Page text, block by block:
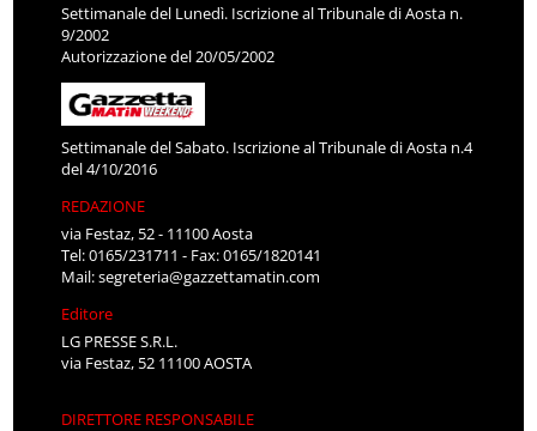
Settimanale del Lunedì. Iscrizione al Tribunale di Aosta n.
9/2002
Autorizzazione del 20/05/2002
Settimanale del Sabato. Iscrizione al Tribunale di Aosta n.4
del 4/10/2016
REDAZIONE
via Festaz, 52 - 11100 Aosta
Tel: 0165/231711 - Fax: 0165/1820141
Mail:segreteria@gazzettamatin.com
Editore
LG PRESSE S.R.L.
via Festaz, 52 11100 AOSTA
DIRETTORE RESPONSABILE